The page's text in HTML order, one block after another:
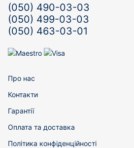
(050) 490-03-03
(050) 499-03-03
(050) 463-03-01
Про нас
Контакти
Гарантії
Оплата та доставка
Політика конфіденційності